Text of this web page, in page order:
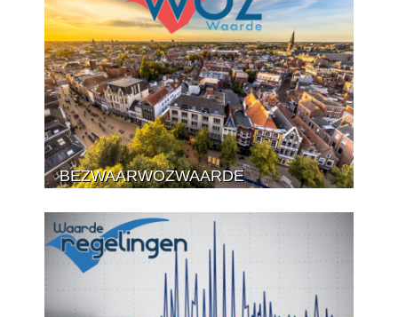
BEZWAARWOZWAARDE